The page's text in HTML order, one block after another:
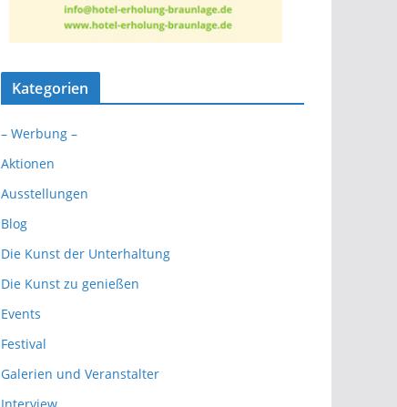
Kategorien
– Werbung –
Aktionen
Ausstellungen
Blog
Die Kunst der Unterhaltung
Die Kunst zu genießen
Events
Festival
Galerien und Veranstalter